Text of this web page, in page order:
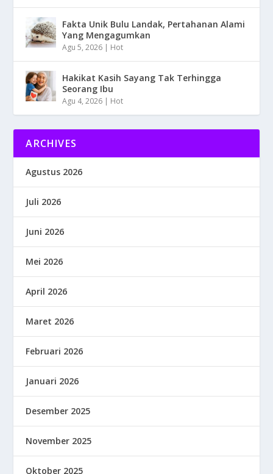
Fakta Unik Bulu Landak, Pertahanan Alami
Yang Mengagumkan
Agu 5, 2026 | Hot
Hakikat Kasih Sayang Tak Terhingga
Seorang Ibu
Agu 4, 2026 | Hot
ARCHIVES
Agustus 2026
Juli 2026
Juni 2026
Mei 2026
April 2026
Maret 2026
Februari 2026
Januari 2026
Desember 2025
November 2025
Oktober 2025